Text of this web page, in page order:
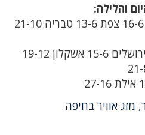
והלילה:
קריית שמונה 18-9 קצרין 16-6 צפת 13-6 טבריה 21-10
ת"א 20-12 מודיעין 20-9 ירושלים 15-6 אשקלון 19-12
, מזג אוויר בחיפה